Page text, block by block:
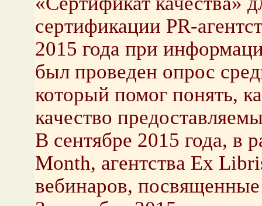
сертификации PR-
2015 года при
был проведен опрос
который помог понять,
качество
В сентябре 2015 года,
Month, агентства Ex
вебинаров,